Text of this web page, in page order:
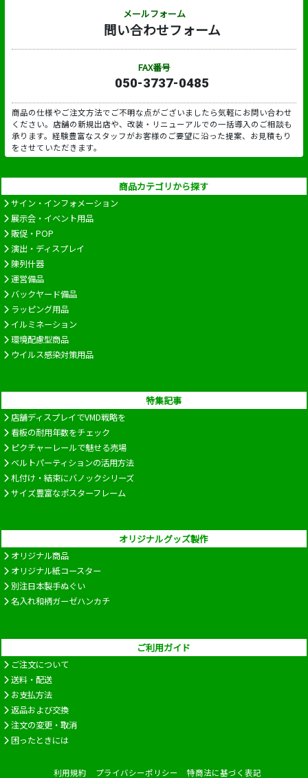
メールフォーム
問い合わせフォーム
FAX番号
050-3737-0485
商品の仕様やご注文方法でご不明な点がございましたら気軽にお問い合わせ
ください。店舗の新規出店や、改装・リニューアルでの一括導入のご相談も
承ります。経験豊富なスタッフがお客様のご要望に沿った提案、お見積もり
をさせていただきます。
商品カテゴリから探す
サイン・インフォメーション
展示会・イベント用品
販促・POP
演出・ディスプレイ
陳列什器
運営備品
バックヤード備品
ラッピング用品
イルミネーション
環境配慮型商品
ウイルス感染対策用品
特集記事
店舗ディスプレイでVMD戦略を
看板の耐用年数をチェック
ピクチャーレールで魅せる売場
ベルトパーティションの活用方法
札付け・結束にバノックシリーズ
サイズ豊富なポスターフレーム
オリジナルグッズ製作
オリジナル商品
オリジナル紙コースター
別注日本製手ぬぐい
名入れ和柄ガーゼハンカチ
ご利用ガイド
ご注文について
送料・配送
お支払方法
返品および交換
注文の変更・取消
困ったときには
利用規約 プライバシーポリシー 特商法に基づく表記